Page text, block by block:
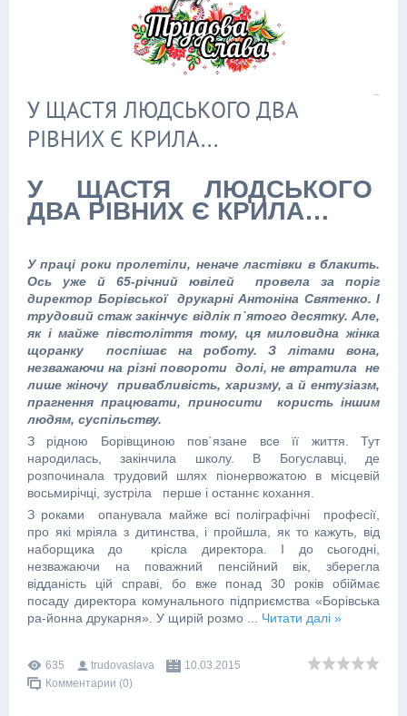
У ЩАСТЯ ЛЮДСЬКОГО ДВА
РІВНИХ Є КРИЛА...
У ЩАСТЯ ЛЮДСЬКОГО
ДВА РІВНИХ Є КРИЛА…
У праці роки пролетіли, неначе ластівки в блакить.
Ось уже й 65-річний ювілей провела за поріг
директор Борівської друкарні Антоніна Святенко. І
трудовий стаж закінчує відлік п`ятого десятку. Але,
як і майже півстоліття тому, ця миловидна жінка
щоранку поспішає на роботу. З літами вона,
незважаючи на різні повороти долі, не втратила не
лише жіночу привабливість, харизму, а й ентузіазм,
прагнення працювати, приносити користь іншим
людям, суспільству.
З рідною Борівщиною пов`язане все її життя. Тут
народилась, закінчила школу. В Богуславці, де
розпочинала трудовий шлях піонервожатою в місцевій
восьмирічці, зустріла перше і останнє кохання.
З роками опанувала майже всі поліграфічні професії,
про які мріяла з дитинства, і пройшла, як то кажуть, від
наборщика до крісла директора. І до сьогодні,
незважаючи на поважний пенсійний вік, зберегла
відданість цій справі, бо вже понад 30 років обіймає
посаду директора комунального підприємства «Борівська
ра-йонна друкарня». У щирій розмо
Читати далі »
635 trudovaslava
10.03.2015
Комментарии (0)